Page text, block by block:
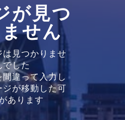
が見つ
せん
は見つかりませ
でした
違って入力し
ジが移動した可
あります